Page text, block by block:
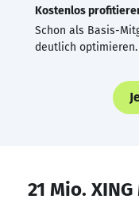
Kostenlos
Schon als Basis-
deutlich optimieren.
21 Mio.